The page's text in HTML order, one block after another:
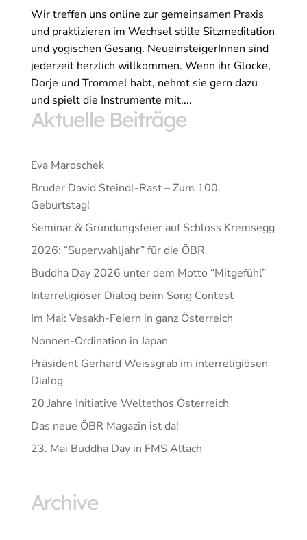
Wir treffen uns online zur gemeinsamen Praxis
und praktizieren im Wechsel stille Sitzmeditation
und yogischen Gesang. NeueinsteigerInnen sind
jederzeit herzlich willkommen. Wenn ihr Glocke,
Dorje und Trommel habt, nehmt sie gern dazu
und spielt die Instrumente mit....
Aktuelle Beiträge
Eva Maroschek
Bruder David Steindl-Rast – Zum 100.
Geburtstag!
Seminar & Gründungsfeier auf Schloss Kremsegg
2026: “Superwahljahr” für die ÖBR
Buddha Day 2026 unter dem Motto “Mitgefühl”
Interreligiöser Dialog beim Song Contest
Im Mai: Vesakh-Feiern in ganz Österreich
Nonnen-Ordination in Japan
Präsident Gerhard Weissgrab im interreligiösen
Dialog
20 Jahre Initiative Weltethos Österreich
Das neue ÖBR Magazin ist da!
23. Mai Buddha Day in FMS Altach
Archive